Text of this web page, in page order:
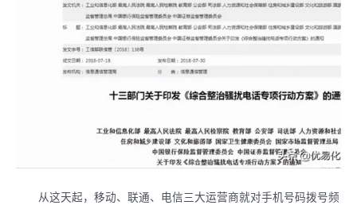
从这天起，移动、联通、电信三大运营商就对手机号码拨号频